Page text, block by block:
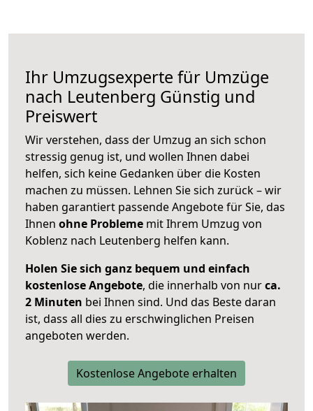
Ihr Umzugsexperte für Umzüge
nach Leutenberg Günstig und
Preiswert
Wir verstehen, dass der Umzug an sich schon
stressig genug ist, und wollen Ihnen dabei
helfen, sich keine Gedanken über die Kosten
machen zu müssen. Lehnen Sie sich zurück – wir
haben garantiert passende Angebote für Sie, das
Ihnen ohne Probleme mit Ihrem Umzug von
Koblenz nach Leutenberg helfen kann.
Holen Sie sich ganz bequem und einfach
kostenlose Angebote, die innerhalb von nurca.
2 Minuten bei Ihnen sind. Und das Beste daran
ist, dass all dies zu erschwinglichen Preisen
angeboten werden.
Kostenlose Angebote erhalten